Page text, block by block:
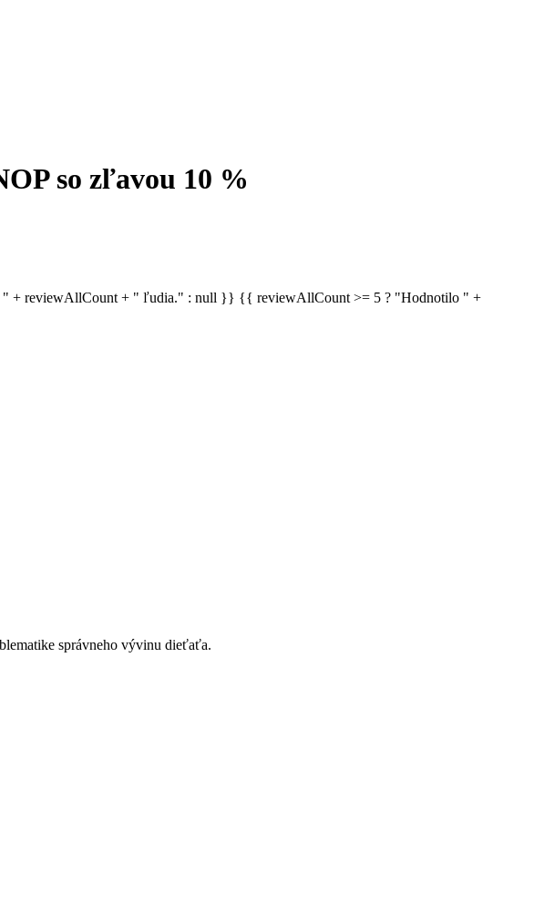
so zľavou 10 %
+ reviewAllCount + " ľudia." : null }} {{ reviewAllCount >= 5 ? "Hodnotilo " +
správneho vývinu dieťaťa.